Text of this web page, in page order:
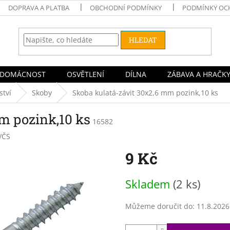
DOPRAVA A PLATBA OBCHODNÍ PODMÍNKY PODMÍNKY
HLEDAT
DOMÁCNOST OSVĚTLENÍ DÍLNA ZÁBAVA A HRAČKY
Skoby Skoba kulatá-závit 30x2,6 mm pozink,10 ks
pozink,10 ks 16582
9 Kč
cena:
Skladem (2 ks)
Můžeme doručit do: 11.8.2026